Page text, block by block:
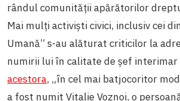
rândul comunității apărătorilor
Mai mulți activiști civici, inclusiv cei
Umană” s-au alăturat criticilor la
numirii lui în calitate de șef interimar
acestora, „în cel mai batjocoritor
a fost numit Vitalie Voznoi, o